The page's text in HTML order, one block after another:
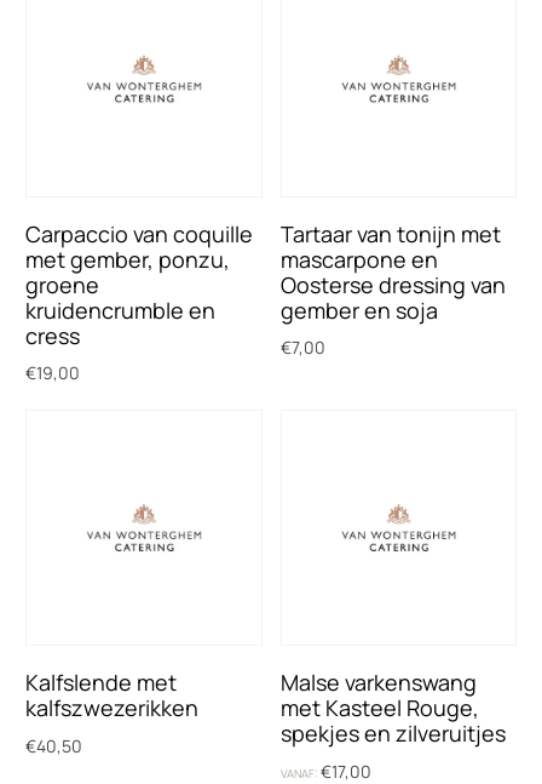
Carpaccio van coquille
met gember, ponzu,
groene
kruidencrumble en
cress
€19,00
Tartaar van tonijn met
mascarpone en
Oosterse dressing van
gember en soja
€7,00
Kalfslende met
kalfszwezerikken
€40,50
Malse varkenswang
met Kasteel Rouge,
spekjes en zilveruitjes
VANAF: €17,00